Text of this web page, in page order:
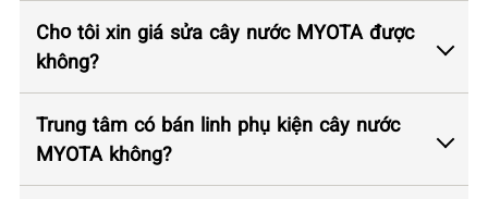
Cho tôi xin giá sửa cây nước MYOTA được
không?
Trung tâm có bán linh phụ kiện cây nước
MYOTA không?